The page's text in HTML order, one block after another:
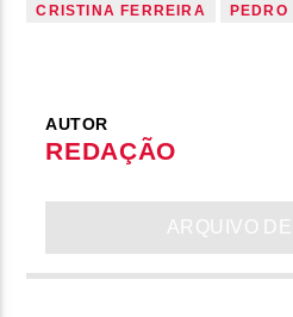
CRISTINA FERREIRA PEDRO
AUTOR
REDAÇÃO
ARQUIVO